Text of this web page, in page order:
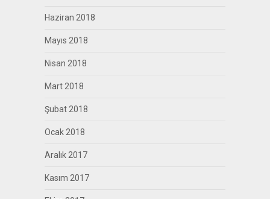
Haziran 2018
Mayıs 2018
Nisan 2018
Mart 2018
Şubat 2018
Ocak 2018
Aralık 2017
Kasım 2017